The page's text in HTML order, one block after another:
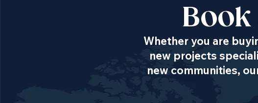
Whether you are
new projects
new communities,